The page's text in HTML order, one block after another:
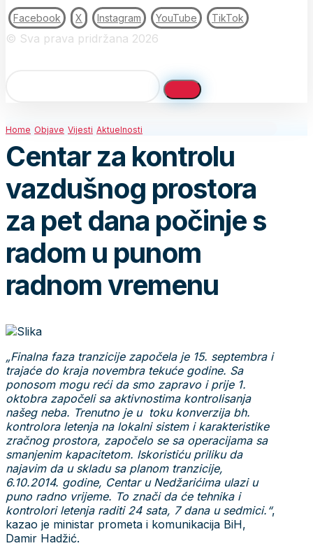
Facebook X Instagram YouTube TikTok
© Sva prava pridržana 2026
Home Objave Vijesti Aktuelnosti
Centar za kontrolu
vazdušnog prostora
za pet dana počinje s
radom u punom
radnom vremenu
„Finalna faza tranzicije započela je 15. septembra i
trajaće do kraja novembra tekuće godine. Sa
ponosom mogu reći da smo zapravo i prije 1.
oktobra započeli sa aktivnostima kontrolisanja
našeg neba. Trenutno je u toku konverzija bh.
kontrolora letenja na lokalni sistem i karakteristike
zračnog prostora, započelo se sa operacijama sa
smanjenim kapacitetom. Iskoristiću priliku da
najavim da u skladu sa planom tranzicije,
6.10.2014. godine, Centar u Nedžarićima ulazi u
puno radno vrijeme. To znači da će tehnika i
kontrolori letenja raditi 24 sata, 7 dana u sedmici.“,
kazao je ministar prometa i komunikacija BiH,
Damir Hadžić.